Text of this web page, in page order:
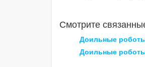
Смотрите
Доильные
Доильные